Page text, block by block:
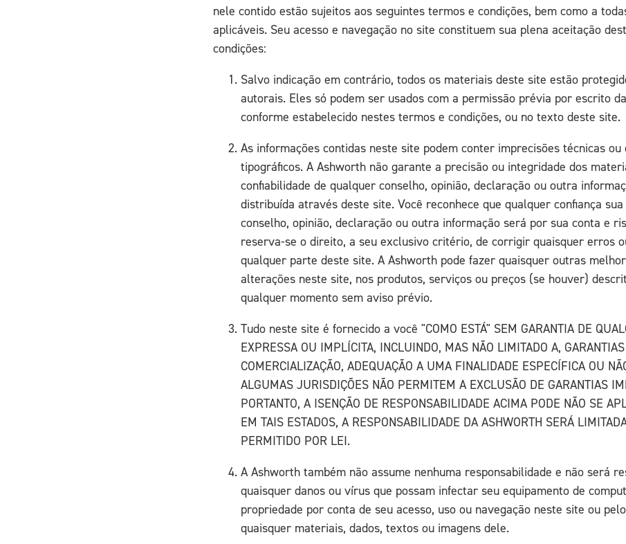
nele contido estão sujeitos aos seguintes termos e condições, bem como a
aplicáveis. Seu acesso e navegação no site constituem sua plena aceitação
condições:
Salvo indicação em contrário, todos os materiais deste site estão
autorais. Eles só podem ser usados com a permissão prévia por escrito
conforme estabelecido nestes termos e condições, ou no texto deste site.
As informações contidas neste site podem conter imprecisões técnicas ou
tipográficos. A Ashworth não garante a precisão ou integridade dos
confiabilidade de qualquer conselho, opinião, declaração ou outra
distribuída através deste site. Você reconhece que qualquer confiança
conselho, opinião, declaração ou outra informação será por sua conta e
reserva-se o direito, a seu exclusivo critério, de corrigir quaisquer erros
qualquer parte deste site. A Ashworth pode fazer quaisquer outras
alterações neste site, nos produtos, serviços ou preços (se houver)
qualquer momento sem aviso prévio.
Tudo neste site é fornecido a você "COMO ESTÁ" SEM GARANTIA DE
EXPRESSA OU IMPLÍCITA, INCLUINDO, MAS NÃO LIMITADO A,
COMERCIALIZAÇÃO, ADEQUAÇÃO A UMA FINALIDADE ESPECÍFICA OU
ALGUMAS JURISDIÇÕES NÃO PERMITEM A EXCLUSÃO DE GARANTIAS
PORTANTO, A ISENÇÃO DE RESPONSABILIDADE ACIMA PODE NÃO SE
EM TAIS ESTADOS, A RESPONSABILIDADE DA ASHWORTH SERÁ
PERMITIDO POR LEI.
A Ashworth também não assume nenhuma responsabilidade e não será
quaisquer danos ou vírus que possam infectar seu equipamento de
propriedade por conta de seu acesso, uso ou navegação neste site ou
quaisquer materiais, dados, textos ou imagens dele.